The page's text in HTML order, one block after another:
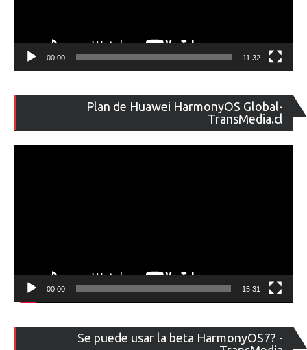
00:00 11:32
Plan de Huawei HarmonyOS Global-
TransMedia.cl
de
00:00 15:31
Se puede usar la beta HarmonyOS7? -
de